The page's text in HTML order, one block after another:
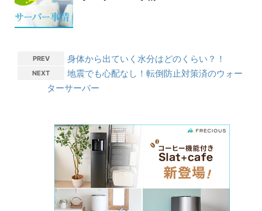
PREV 身体から出ていく水分はどのくらい？！
NEXT
地震でも心配なし！転倒防止対策済のウォー
ターサーバー